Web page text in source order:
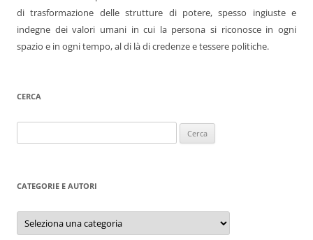
di trasformazione delle strutture di potere, spesso ingiuste e
indegne dei valori umani in cui la persona si riconosce in ogni
spazio e in ogni tempo, al di là di credenze e tessere politiche.
CERCA
per:
CATEGORIE E AUTORI
Categorie
autori